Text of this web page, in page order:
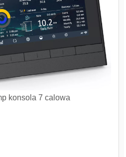
konsola 7 calowa